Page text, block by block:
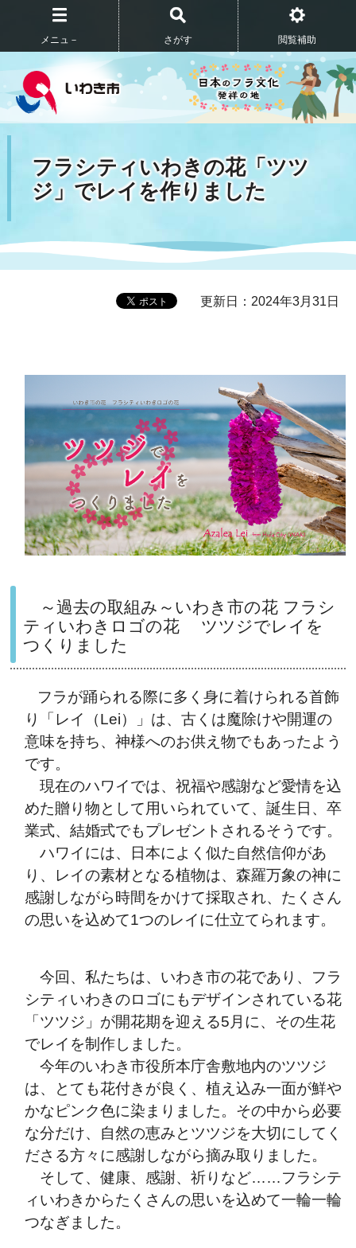
メニュ－ さがす 閲覧補助
フラシティいわきの花「ツツ
ジ」でレイを作りました
更新日：2024年3月31日
～過去の取組み～いわき市の花 フラシ
ティいわきロゴの花 ツツジでレイを
つくりました
フラが踊られる際に多く身に着けられる首飾
り「レイ（Lei）」は、古くは魔除けや開運の
意味を持ち、神様へのお供え物でもあったよう
です。
現在のハワイでは、祝福や感謝など愛情を込
めた贈り物として用いられていて、誕生日、卒
業式、結婚式でもプレゼントされるそうです。
ハワイには、日本によく似た自然信仰があ
り、レイの素材となる植物は、森羅万象の神に
感謝しながら時間をかけて採取され、たくさん
の思いを込めて1つのレイに仕立てられます。
今回、私たちは、いわき市の花であり、フラ
シティいわきのロゴにもデザインされている花
「ツツジ」が開花期を迎える5月に、その生花
でレイを制作しました。
今年のいわき市役所本庁舎敷地内のツツジ
は、とても花付きが良く、植え込み一面が鮮や
かなピンク色に染まりました。その中から必要
な分だけ、自然の恵みとツツジを大切にしてく
ださる方々に感謝しながら摘み取りました。
そして、健康、感謝、祈りなど……フラシテ
ィいわきからたくさんの思いを込めて一輪一輪
つなぎました。